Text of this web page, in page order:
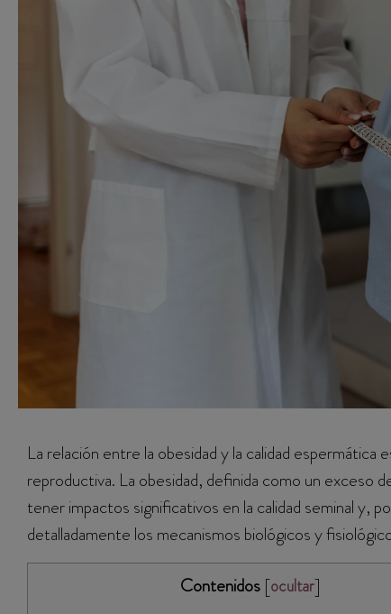
La relación entre la obesidad y la calidad
reproductiva. La obesidad, definida como un exceso
tener impactos significativos en la calidad seminal y,
detalladamente los mecanismos biológicos y
Contenidos [ocultar]